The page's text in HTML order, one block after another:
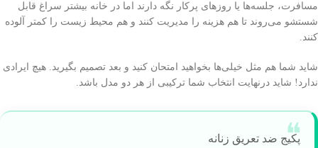
مسافرت، جلسه‌ها یا روزهای پرکار نگه دارند اما در خانه بیشتر سراغ قابل
شستشو می‌روند تا هم هزینه را مدیریت کنند و هم محیط زیست را کمتر آلوده
کنند.
شاید شما هم مثل خیلی‌ها بخواهید امتحان کنید و بعد تصمیم بگیرید. هیچ ایرادی
ندارد! شاید درنهایت انتخاب شما ترکیبی از هر دو مدل باشد.
پکیج ضد تعریق زنانه